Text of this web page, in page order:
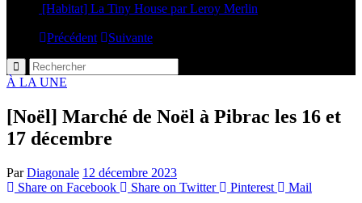
[Habitat] La Tiny House par Leroy Merlin
Précédent
Suivante
À LA UNE
[Noël] Marché de Noël à Pibrac les 16 et
17 décembre
Par Diagonale 12 décembre 2023
Share on Facebook
Share on Twitter Pinterest
Mail